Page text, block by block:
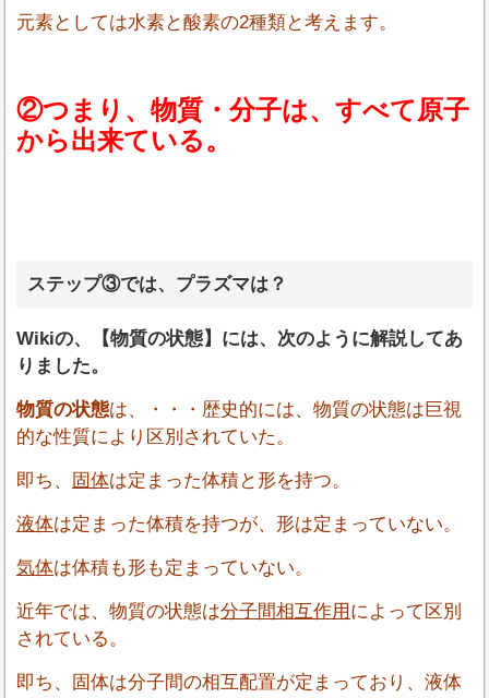
元素としては水素と酸素の2種類と考えます。
②つまり、物質・分子は、すべて原子
から出来ている。
ステップ③では、プラズマは？
Wikiの、【物質の状態】には、次のように解説してあ
りました。
物質の状態は、・・・歴史的には、物質の状態は巨視
的な性質により区別されていた。
即ち、 固体は定まった体積と形を持つ。
液体は定まった体積を持つが、形は定まっていない。
気体は体積も形も定まっていない。
近年では、物質の状態は分子間相互作用 によって区別
されている。
即ち、固体は分子間の相互配置が定まっており、液体